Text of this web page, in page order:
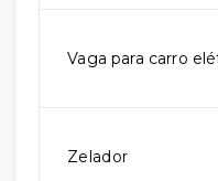
Vaga para carro
Zelador